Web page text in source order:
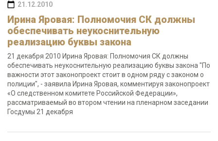
21.12.2010
Ирина Яровая: Полномочия СК должны
обеспечивать неукоснительную
реализацию буквы закона
21 декабря 2010 Ирина Яровая: Полномочия СК должны
обеспечивать неукоснительную реализацию буквы закона "По
важности этот законопроект стоит в одном ряду с законом о
полиции", - заявила Ирина Яровая, комментируя законопроект
«О следственном комитете Российской Федерации»,
рассматриваемый во втором чтении на пленарном заседании
Госдумы 21 декабря